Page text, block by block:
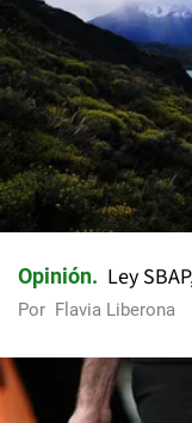
Opinión Ley
Por Flavia Liberona